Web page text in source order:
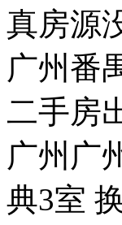
真房源
广州番
二手房
广州广
典3室